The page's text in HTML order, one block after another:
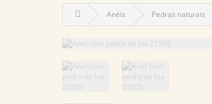
Anéis Pedras naturais